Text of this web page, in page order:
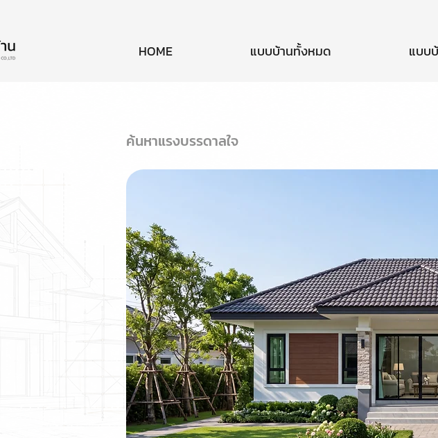
HOME แบบบ้านทั้งหมด แบบ
ค้นหาแรงบรรดาลใจ